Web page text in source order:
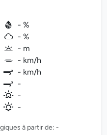
- %
- %
- m
- km/h
- km/h
-
-
-
à partir de: -